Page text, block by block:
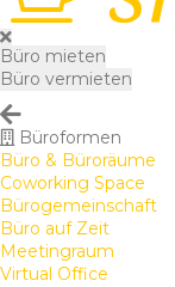
Büro mieten
Büro vermieten
Büroformen
Büro & Büroräume
Coworking Space
Bürogemeinschaft
Büro auf Zeit
Meetingraum
Virtual Office